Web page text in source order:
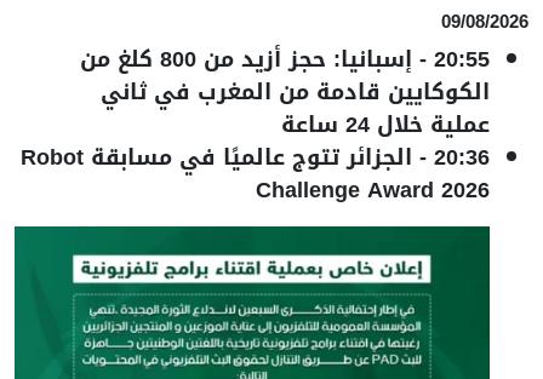
09/08/2026
20:55
- إسبانيا: حجز أزيد من 800 كلغ من
الكوكايين قادمة من المغرب في ثاني
عملية خلال 24 ساعة
20:36
- الجزائر تتوج عالميًا في مسابقة Robot
Challenge Award 2026